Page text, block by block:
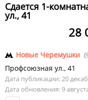
Сдается 1-
ул., 41
28
Новые Черемушки
Профсоюзная ул., 41
Дата публикации: 20
Дата обновления: 9